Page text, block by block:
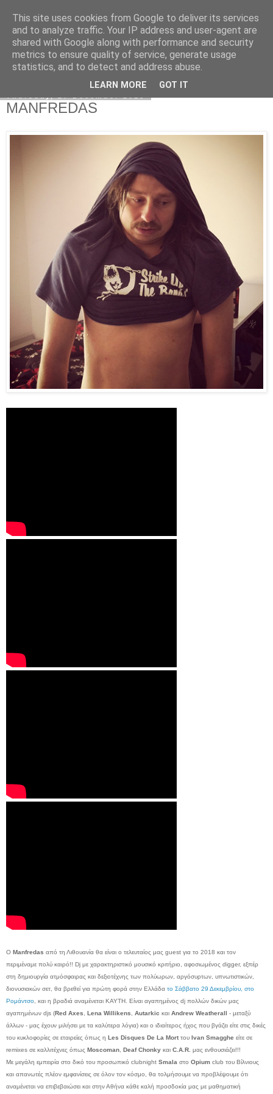
Kormoranos
MANFREDAS
Ο Manfredas από τη Λιθουανία θα είναι ο τελευταίος μας guest για το 2018 και τον
περιμέναμε πολύ καιρό!! Dj με χαρακτηριστικό μουσικό κριτήριο, αφοσιωμένος digger, εξπέρ
στη δημιουργία ατμόσφαιρας και δεξιοτέχνης των πολύωρων, αργόσυρτων, υπνωτιστικών,
διονυσιακών σετ, θα βρεθεί για πρώτη φορά στην Ελλάδα το Σάββατο 29 Δεκεμβρίου, στο
Ρομάντσο , και η βραδιά αναμένεται ΚΑΥΤΗ. Είναι αγαπημένος dj πολλών δικών μας
αγαπημένων djs (Red Axes Lena Willikens Autarkic και Andrew Weatherall - μεταξύ
άλλων - μας έχουν μιλήσει με τα καλύτερα λόγια) και ο ιδιαίτερος ήχος που βγάζει είτε στις δικές
του κυκλοφορίες σε εταιρείες όπως η Les Disques De La Mort του Ivan Smagghe είτε σε
remixes σε καλλιτέχνες όπως Moscoman Deaf Chonky και C.A.R. μας ενθουσιάζει!!!
Με μεγάλη εμπειρία στο δικό του προσωπικό clubnight Smala στο Opium club του Βίλνιους
και απανωτές πλέον εμφανίσεις σε όλον τον κόσμο, θα τολμήσουμε να προβλέψουμε ότι
αναμένεται να επιβεβαιώσει και στην Αθήνα κάθε καλή προσδοκία μας με μαθηματική
This site uses cookies from Google to deliver its services
and to analyze traffic. Your IP address and user-agent are
shared with Google along with performance and security
metrics to ensure quality of service, generate usage
statistics, and to detect and address abuse.
LEARN MORE GOT IT